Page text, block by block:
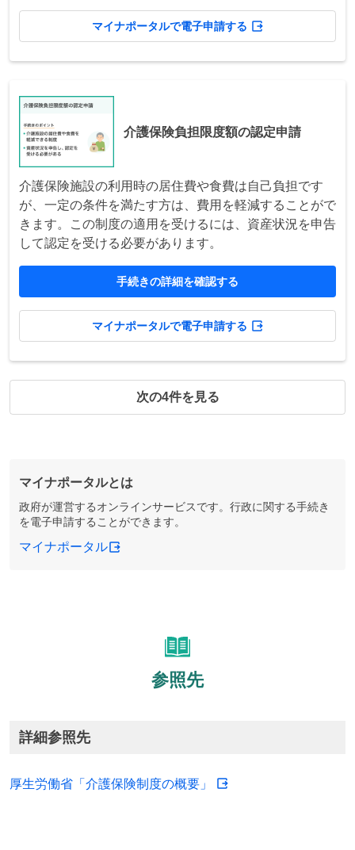
マイナポータルで電子申請する
介護保険負担限度額の認定申請
介護保険施設の利用時の居住費や食費は自己負担です
が、一定の条件を満たす方は、費用を軽減することがで
きます。この制度の適用を受けるには、資産状況を申告
して認定を受ける必要があります。
手続きの詳細を確認する
マイナポータルで電子申請する
次の4件を見る
マイナポータルとは
政府が運営するオンラインサービスです。行政に関する手続き
を電子申請することができます。
マイナポータル
参照先
詳細参照先
厚生労働省「介護保険制度の概要」